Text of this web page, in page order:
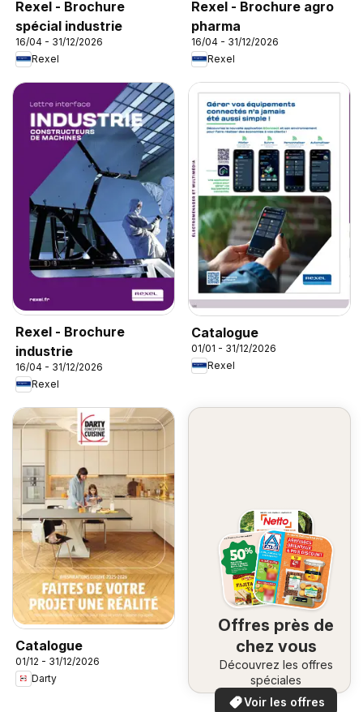
Rexel - Brochure
spécial industrie
16/04 - 31/12/2026
Rexel
Rexel - Brochure agro
pharma
16/04 - 31/12/2026
Rexel
Rexel - Brochure
industrie
16/04 - 31/12/2026
Rexel
Catalogue
01/01 - 31/12/2026
Rexel
Catalogue
01/12 - 31/12/2026
Darty
Offres près de
chez vous
Découvrez les offres
spéciales
Voir les offres